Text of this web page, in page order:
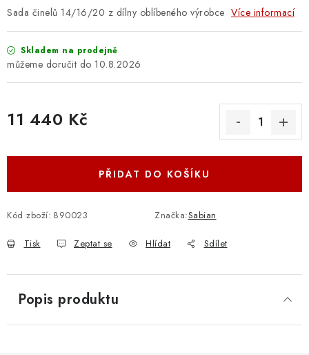
OBCHODNÍ PODMÍNKY
ZÁSADY ZPRACOVÁNÍ OSOBNÍCH ÚDAJŮ
O E-SHOPU
BLOG
OBCHODNÍ PODMÍNKY
ODSTOUPENÍ OD SMLOUVY
ZÁSADY ZPRACOVÁNÍ OSOBNÍCH ÚDAJŮ
Sada činelů 14/16/20 z dílny oblíbeného výrobce Více informací
Skladem na prodejně
10.8.2026
11 440 Kč
PŘIDAT DO KOŠÍKU
Kód zboží: 890023 Značka:Sabian
Tisk Zeptat se Hlídat Sdílet
Popis produktu